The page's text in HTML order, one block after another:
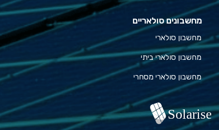
מחשבונים סולאריים
מחשבון סולארי
מחשבון סולארי ביתי
מחשבון סולארי מסחרי